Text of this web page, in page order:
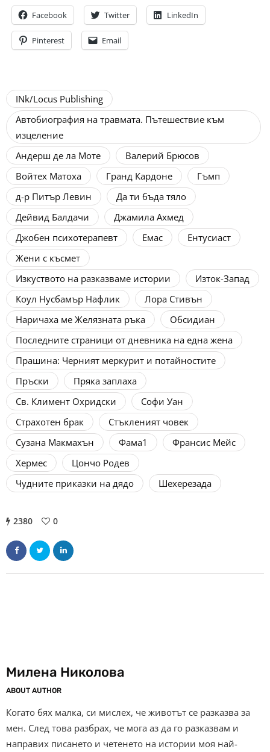
Facebook Twitter LinkedIn
Pinterest Email
INk/Locus Publishing
Автобиография на травмата. Пътешествие към
изцеление
Андерш де ла Моте
Валерий Брюсов
Войтех Матоха
Гранд Кардоне
Гъмп
д-р Питър Левин
Да ти бъда тяло
Дейвид Балдачи
Джамила Ахмед
Джобен психотерапевт
Емас
Ентусиаст
Жени с късмет
Изкуството на разказваме истории
Изток-Запад
Коул Нусбамър Нафлик
Лора Стивън
Наричаха ме Желязната ръка
Обсидиан
Последните страници от дневника на една жена
Прашина: Черният меркурит и потайностите
Пръски
Пряка заплаха
Св. Климент Охридски
Софи Уан
Страхотен брак
Стъкленият човек
Сузана Макмахън
Фама1
Франсис Мейс
Хермес
Цончо Родев
Чудните приказки на дядо
Шехерезада
2380 0
Милена Николова
ABOUT AUTHOR
Когато бях малка, си мислех, че животът се разказва за
мен. След това разбрах, че мога аз да го разказвам и
направих писането и четенето на истории моя най-